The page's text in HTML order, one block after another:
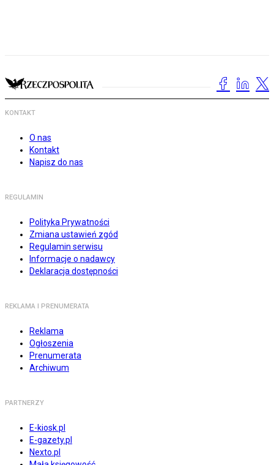
KONTAKT
O nas
Kontakt
Napisz do nas
REGULAMIN
Polityka Prywatności
Zmiana ustawień zgód
Regulamin serwisu
Informacje o nadawcy
Deklaracja dostępności
REKLAMA I PRENUMERATA
Reklama
Ogłoszenia
Prenumerata
Archiwum
PARTNERZY
E-kiosk.pl
E-gazety.pl
Nexto.pl